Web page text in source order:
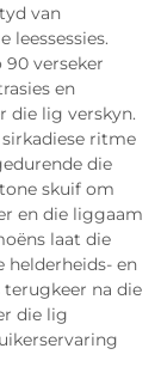
van
leessessies.
90 verseker
en
die lig verskyn.
ritme
die
skuif om
en die liggaam
laat die
helderheids- en
na die
die lig